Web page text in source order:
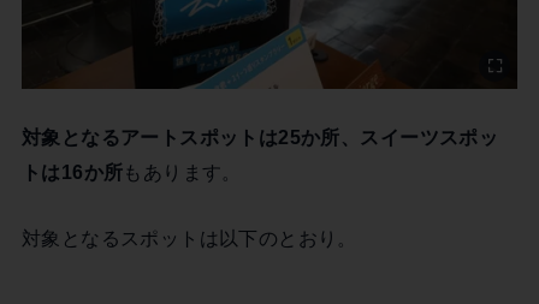
対象となるアートスポットは25か所、スイーツスポッ
トは16か所もあります。
対象となるスポットは以下のとおり。